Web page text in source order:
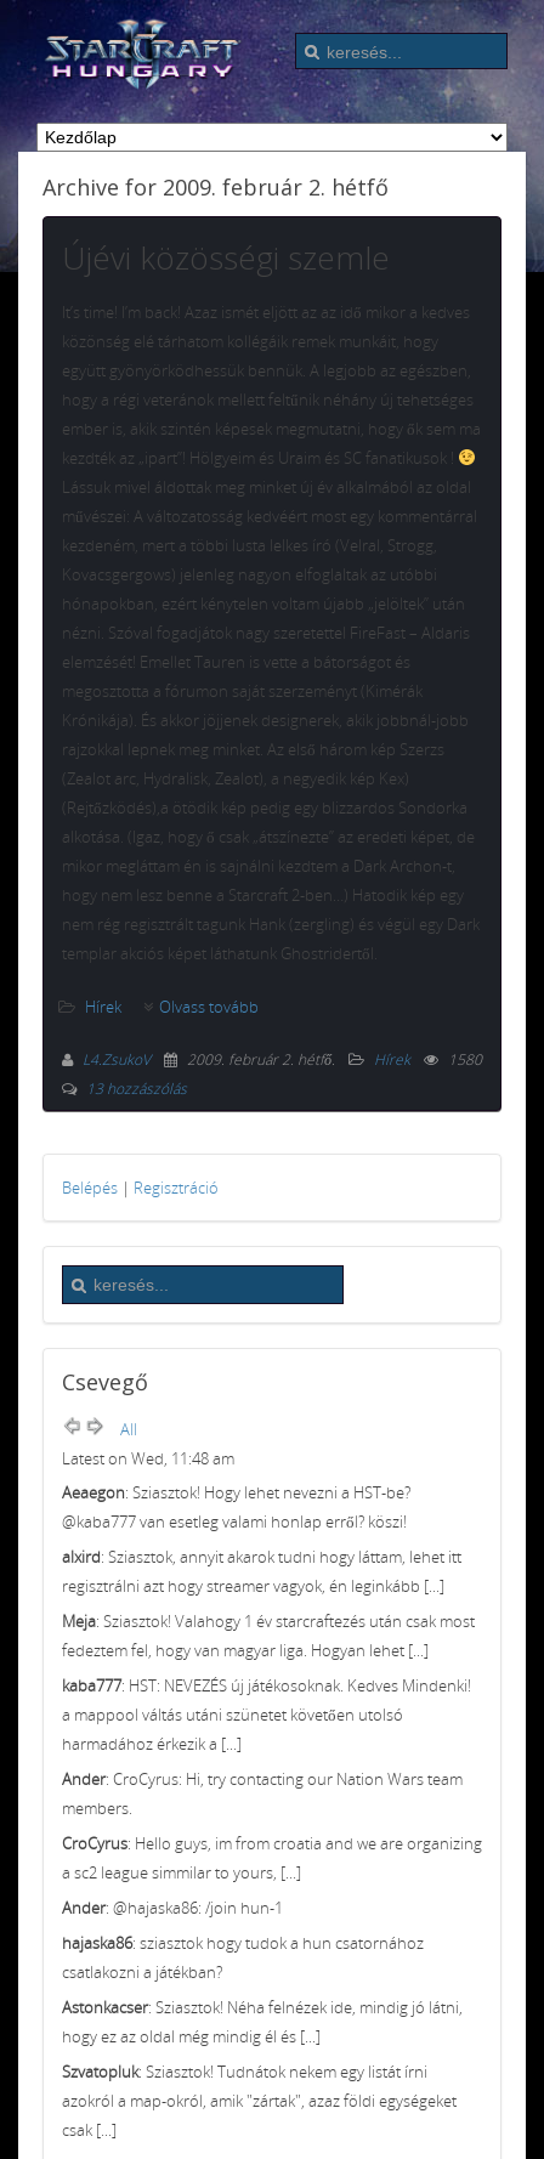
Archive for 2009. február 2. hétfő
Újévi közösségi szemle
It’s time! I’m back! Azaz ismét eljött az az idő mikor a kedves
közönség elé tárhatom kollégáik remek munkáit, hogy
együtt gyönyörködhessük bennük. A legjobb az egészben,
hogy a régi veteránok mellett feltűnik néhány új tehetséges
ember is, akik szintén képesek megmutatni, hogy ők sem ma
kezdték az „ipart”! Hölgyeim és Uraim és SC fanatikusok !
Lássuk mivel áldottak meg minket új év alkalmából az oldal
művészei: A változatosság kedvéért most egy kommentárral
kezdeném, mert a többi lusta lelkes író (Velral, Strogg,
Kovacsgergows) jelenleg nagyon elfoglaltak az utóbbi
hónapokban, ezért kénytelen voltam újabb „jelöltek” után
nézni. Szóval fogadjátok nagy szeretettel FireFast – Aldaris
elemzését! Emellet Tauren is vette a bátorságot és
megosztotta a fórumon saját szerzeményt (Kimérák
Krónikája). És akkor jöjjenek designerek, akik jobbnál-jobb
rajzokkal lepnek meg minket. Az első három kép Szerzs
(Zealot arc, Hydralisk, Zealot), a negyedik kép Kex)
(Rejtőzködés),a ötödik kép pedig egy blizzardos Sondorka
alkotása. (Igaz, hogy ő csak „átszínezte” az eredeti képet, de
mikor megláttam én is sajnálni kezdtem a Dark Archon-t,
hogy nem lesz benne a Starcraft 2-ben…) Hatodik kép egy
nem rég regisztrált tagunk Hank (zergling) és végül egy Dark
templar akciós képet láthatunk Ghostridertől.
Hírek Olvass tovább
L4.ZsukoV 2009. február 2. hétfő. Hírek
1580
13 hozzászólás
Belépés | Regisztráció
Csevegő
All
Latest on Wed, 11:48 am
Aeaegon: Sziasztok! Hogy lehet nevezni a HST-be?
@kaba777 van esetleg valami honlap erről? köszi!
alxird: Sziasztok, annyit akarok tudni hogy láttam, lehet itt
regisztrálni azt hogy streamer vagyok, én leginkább [...]
Meja: Sziasztok! Valahogy 1 év starcraftezés után csak most
fedeztem fel, hogy van magyar liga. Hogyan lehet [...]
kaba777: HST: NEVEZÉS új játékosoknak. Kedves Mindenki!
a mappool váltás utáni szünetet követően utolsó
harmadához érkezik a [...]
Ander: CroCyrus: Hi, try contacting our Nation Wars team
members.
CroCyrus: Hello guys, im from croatia and we are organizing
a sc2 league simmilar to yours, [...]
Ander: @hajaska86: /join hun-1
hajaska86: sziasztok hogy tudok a hun csatornához
csatlakozni a játékban?
Astonkacser: Sziasztok! Néha felnézek ide, mindig jó látni,
hogy ez az oldal még mindig él és [...]
Szvatopluk: Sziasztok! Tudnátok nekem egy listát írni
azokról a map-okról, amik "zártak", azaz földi egységeket
csak [...]